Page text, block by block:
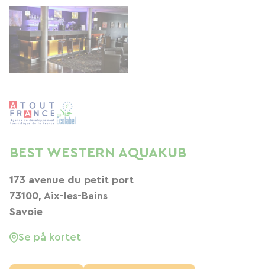
BEST WESTERN AQUAKUB
173 avenue du petit port
73100, Aix-les-Bains
Savoie
Se på kortet